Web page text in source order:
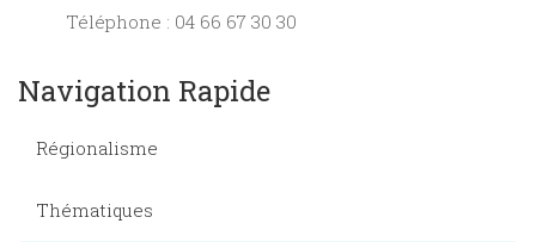
Téléphone : 04 66 67 30 30
Navigation Rapide
Régionalisme
Thématiques